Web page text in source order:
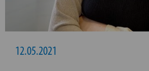
12.05.2021